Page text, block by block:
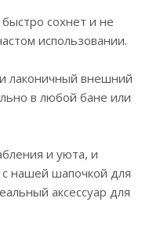
сохнет и не
использовании.
лаконичный внешний
в любой бане или
и уюта, и
нашей шапочкой для
аксессуар для